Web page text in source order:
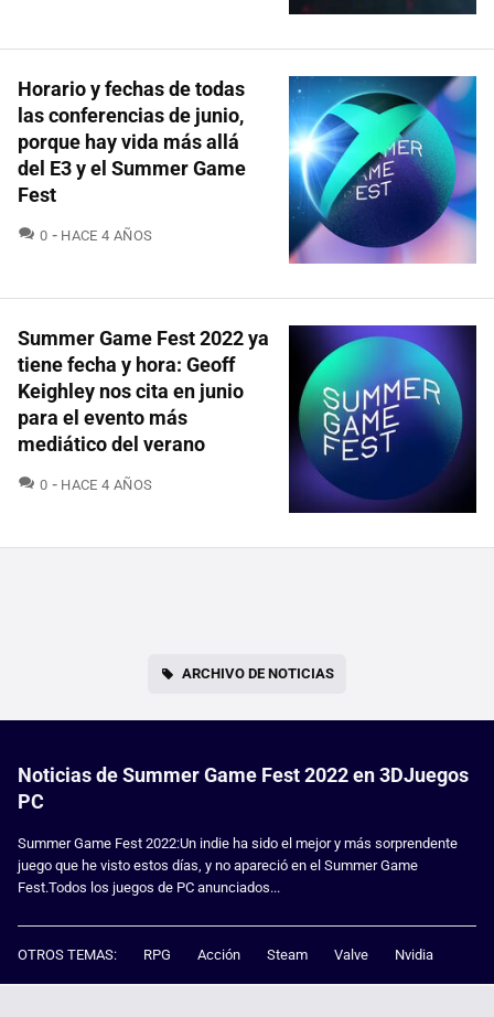
Horario y fechas de todas
las conferencias de junio,
porque hay vida más allá
del E3 y el Summer Game
Fest
0 COMENTARIOS
HACE 4 AÑOS
Summer Game Fest 2022 ya
tiene fecha y hora: Geoff
Keighley nos cita en junio
para el evento más
mediático del verano
0 COMENTARIOS
HACE 4 AÑOS
ARCHIVO DE NOTICIAS
Noticias de Summer Game Fest 2022 en 3DJuegos
PC
Summer Game Fest 2022:Un indie ha sido el mejor y más sorprendente
juego que he visto estos días, y no apareció en el Summer Game
Fest.Todos los juegos de PC anunciados...
OTROS TEMAS: RPG Acción Steam Valve Nvidia